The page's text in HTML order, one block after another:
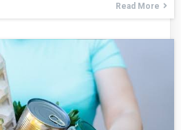
Read More